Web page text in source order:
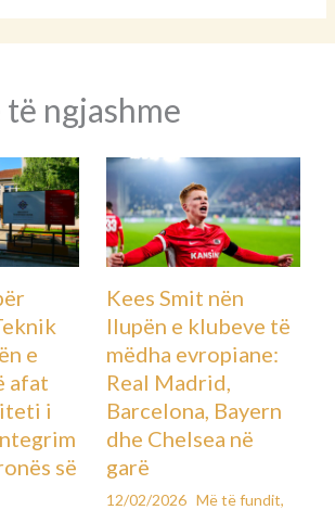
ngjashme
e
afat
i
së
Kees Smit nën
llupën e klubeve të
mëdha evropiane:
Real Madrid,
Barcelona, Bayern
dhe Chelsea në
garë
12/02/2026 Më të fundit,